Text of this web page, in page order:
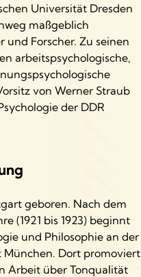
Universität Dresden
maßgeblich
Forscher. Zu seinen
arbeitspsychologische,
von Werner Straub
der DDR
geboren. Nach dem
(1921 bis 1923) beginnt
und Philosophie an der
Dort promoviert
Arbeit über Tonqualität